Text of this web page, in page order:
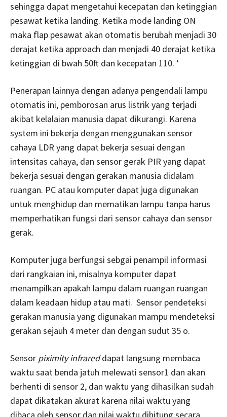
sehingga dapat mengetahui kecepatan dan ketinggian
pesawat ketika landing. Ketika mode landing ON
maka flap pesawat akan otomatis berubah menjadi 30
derajat ketika approach dan menjadi 40 derajat ketika
ketinggian di bwah 50ft dan kecepatan 110. ‘
Penerapan lainnya dengan adanya pengendali lampu
otomatis ini, pemborosan arus listrik yang terjadi
akibat kelalaian manusia dapat dikurangi. Karena
system ini bekerja dengan menggunakan sensor
cahaya LDR yang dapat bekerja sesuai dengan
intensitas cahaya, dan sensor gerak PIR yang dapat
bekerja sesuai dengan gerakan manusia didalam
ruangan. PC atau komputer dapat juga digunakan
untuk menghidup dan mematikan lampu tanpa harus
memperhatikan fungsi dari sensor cahaya dan sensor
gerak.
Komputer juga berfungsi sebgai penampil informasi
dari rangkaian ini, misalnya komputer dapat
menampilkan apakah lampu dalam ruangan ruangan
dalam keadaan hidup atau mati. Sensor pendeteksi
gerakan manusia yang digunakan mampu mendeteksi
gerakan sejauh 4 meter dan dengan sudut 35 o.
Sensor piximity infrareddapat langsung membaca
waktu saat benda jatuh melewati sensor1 dan akan
berhenti di sensor 2, dan waktu yang dihasilkan sudah
dapat dikatakan akurat karena nilai waktu yang